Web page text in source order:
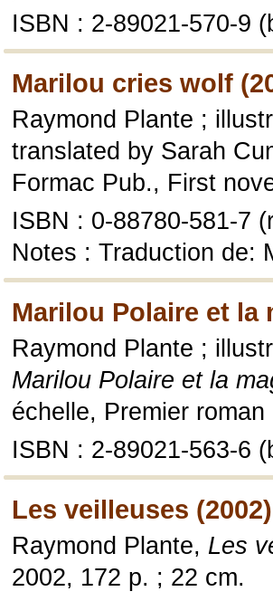
ISBN : 2-89021-570-9
Marilou cries wolf
Raymond Plante ;
translated by Sarah
Formac Pub., First
ISBN : 0-88780-581-7
Notes : Traduction de:
Marilou Polaire et la
Raymond Plante ;
Marilou Polaire et la
échelle, Premier
ISBN : 2-89021-563-6
Les veilleuses (2002)
Raymond Plante, Les
2002, 172 p. ; 22 cm.